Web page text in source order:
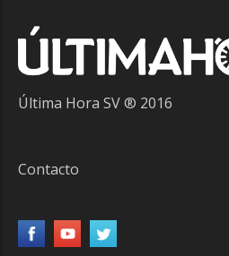
Última Hora SV ® 2016
Contacto